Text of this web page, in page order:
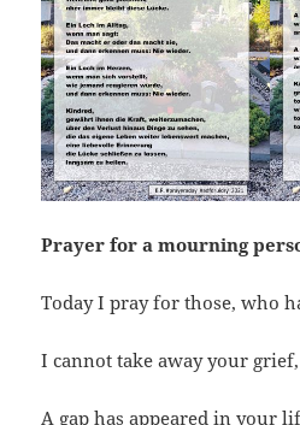
Prayer for a mourning
Today I pray for those, who
I cannot take away your
A gap has appeared in your